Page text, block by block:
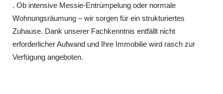
. Ob intensive Messie-Entrümpelung oder normale
Wohnungsräumung – wir sorgen für ein strukturiertes
Zuhause. Dank unserer Fachkenntnis entfällt nicht
erforderlicher Aufwand und Ihre Immobilie wird rasch zur
Verfügung angeboten.